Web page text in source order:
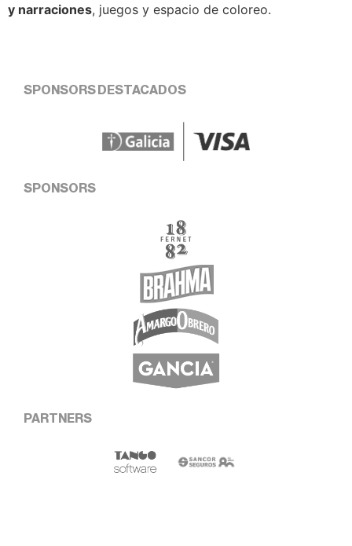
y narraciones, juegos y espacio de coloreo.
SPONSORS DESTACADOS
SPONSORS
PARTNERS